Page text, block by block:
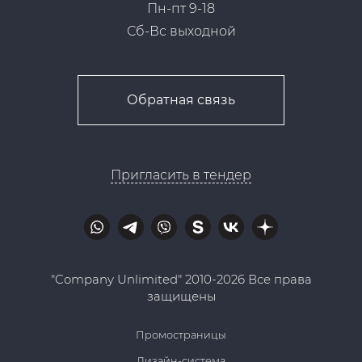
Пн-пт 9-18
Сб-Вс выходной
Обратная связь
Пригласить в тендер
"Company Unlimited" 2010-2026 Все права
защищены
Промостраницы